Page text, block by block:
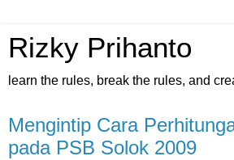
Rizky Prihanto
learn the rules, break the rules, and
Mengintip Cara
pada PSB Solok 2009